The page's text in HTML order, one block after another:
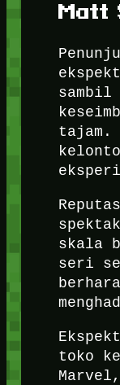
Matt
sambil
tajam.
skala
seri
toko